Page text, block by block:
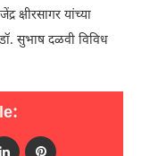
क्षीरसागर यांच्या
सुभाष दळवी विविध